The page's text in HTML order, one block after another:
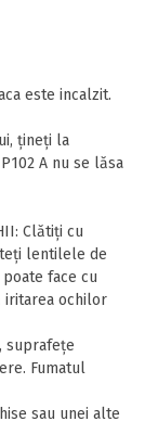
este incalzit.
ţineţi la
A nu se lăsa
Clătiți cu
lentilele de
face cu
iritarea ochilor
suprafețe
Fumatul
sau unei alte